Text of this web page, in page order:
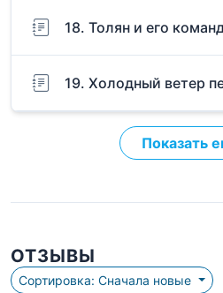
18. Толян и его
19. Холодный ветер
Показать
ОТЗЫВЫ
Сортировка: Сначала новые